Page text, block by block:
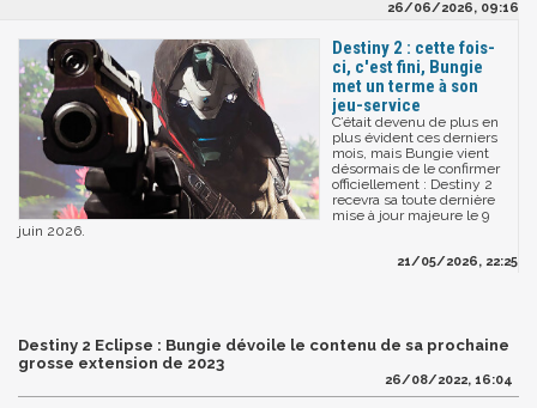
26/06/2026, 09:16
Destiny 2 : cette fois-
ci, c'est fini, Bungie
met un terme à son
jeu-service
C’était devenu de plus en
plus évident ces derniers
mois, mais Bungie vient
désormais de le confirmer
officiellement : Destiny 2
recevra sa toute dernière
mise à jour majeure le 9
juin 2026.
21/05/2026, 22:25
Destiny 2 Eclipse : Bungie dévoile le contenu de sa prochaine
grosse extension de 2023
26/08/2022, 16:04